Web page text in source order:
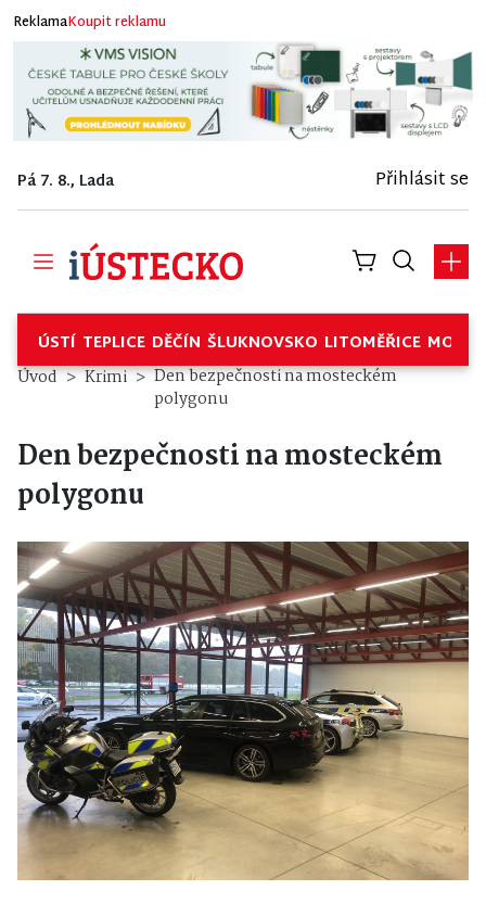
ReklamaKoupit reklamu
Pá 7. 8., Lada Přihlásit se
ÚSTÍ TEPLICE DĚČÍN ŠLUKNOVSKO LITOMĚŘICE
Úvod Krimi
Den bezpečnosti na mosteckém
polygonu
Den bezpečnosti na mosteckém
polygonu